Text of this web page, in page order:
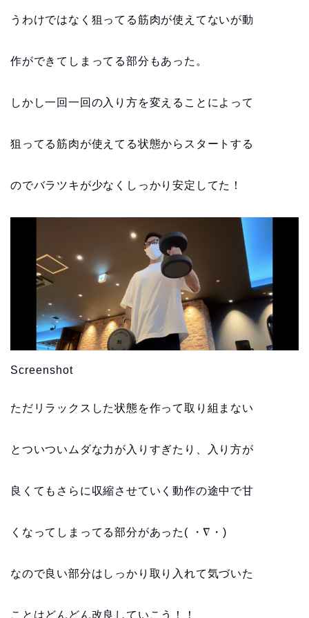
うわけではなく狙ってる筋肉が使えてないが動
作ができてしまってる部分もあった。
しかし一回一回の入り方を変えることによって
狙ってる筋肉が使えてる状態からスタートする
のでバラツキが少なくしっかり安定してた！
Screenshot
ただリラックスした状態を作って取り組まない
とついついムダな力が入りすぎたり、入り方が
良くてもさらに収縮させていく動作の途中で甘
くなってしまってる部分があった( ・∇・)
なので良い部分はしっかり取り入れて気づいた
ことはどんどん改良していこう！！